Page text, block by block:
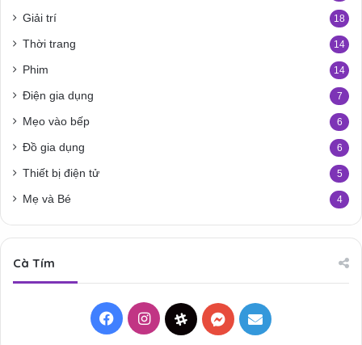
Giải trí 18
Thời trang 14
Phim 14
Điện gia dụng 7
Mẹo vào bếp 6
Đồ gia dụng 6
Thiết bị điện tử 5
Mẹ và Bé 4
Cà Tím
FacebookInstagramThreadsMessenger
Mail